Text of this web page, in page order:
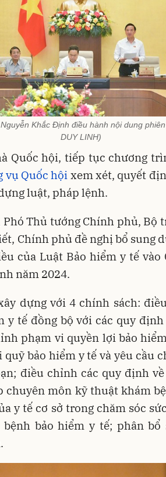
Khắc Định điều hành nội dung
DUY LINH)
Quốc hội, tiếp tục chương
vụ Quốc hội xem xét, quyết
luật, pháp lệnh.
Thủ tướng Chính phủ, Bộ
Chính phủ đề nghị bổ sung
của Luật Bảo hiểm y tế
năm 2024.
dựng với 4 chính sách:
y tế đồng bộ với các quy
phạm vi quyền lợi bảo
bảo hiểm y tế và yêu cầu
điều chỉnh các quy định
chuyên môn kỹ thuật khám
y tế cơ sở trong chăm sóc
bảo hiểm y tế; phân bổ